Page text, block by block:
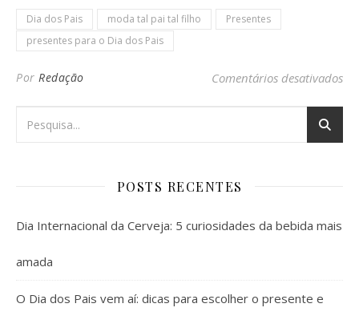
Dia dos Pais moda tal pai tal filho
Presentes
presentes para o Dia dos Pais
Por Redação Comentários desativados
POSTS RECENTES
Dia Internacional da Cerveja: 5 curiosidades da bebida mais
amada
O Dia dos Pais vem aí: dicas para escolher o presente e